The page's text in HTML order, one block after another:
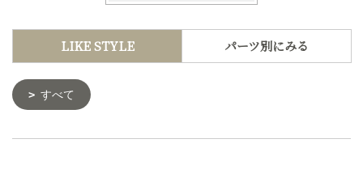
LIKE STYLE パーツ別にみる
すべて